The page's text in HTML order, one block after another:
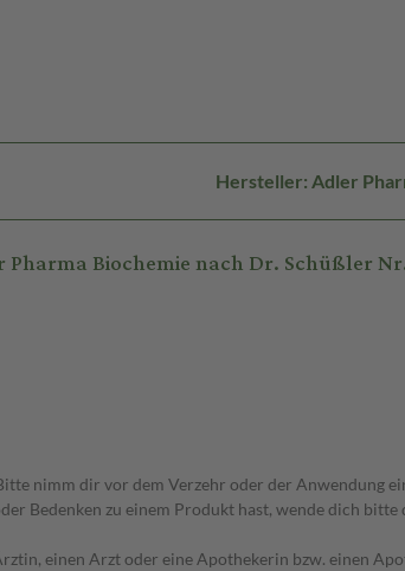
Hersteller: Adler
Biochemie nach Dr. Schüßler
nimm dir vor dem Verzehr oder der Anwendung
Bedenken zu einem Produkt hast, wende dich
einen Arzt oder eine Apothekerin bzw. einen